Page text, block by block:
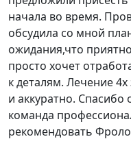
начала во время.
обсудила со мной
ожидания,что
просто хочет
к деталям. Лечение
и аккуратно. Спасибо
команда
рекомендовать